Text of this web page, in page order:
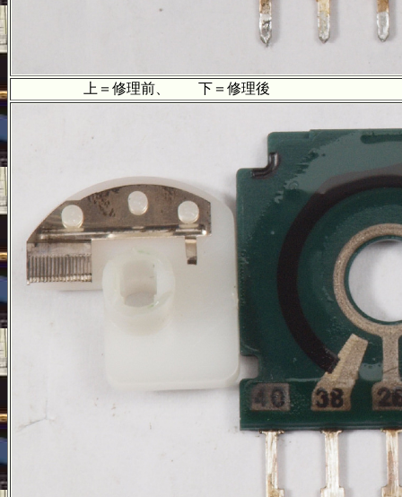
上＝修理前、 下＝修理後